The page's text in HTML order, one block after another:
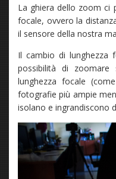
La ghiera dello zoom ci
focale, ovvero la
il sensore della nostra
Il cambio di lunghezza
possibilità di zoomare
lunghezza focale
fotografie più ampie
isolano e ingrandiscono